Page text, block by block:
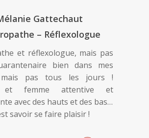
Gattechaut
– Réflexologue
et réflexologue, mais pas
bien dans mes
mais pas tous les jours !
et femme attentive et
avec des hauts et des bas…
savoir se faire plaisir !